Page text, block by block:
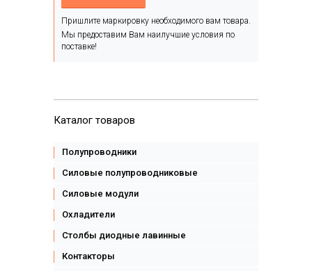
Пришлите маркировку необходимого вам товара.
Мы предоставим Вам наилучшие условия по
поставке!
Каталог товаров
Полупроводники
Силовые полупроводниковые
Силовые модули
Охладители
Столбы диодные лавинные
Контакторы